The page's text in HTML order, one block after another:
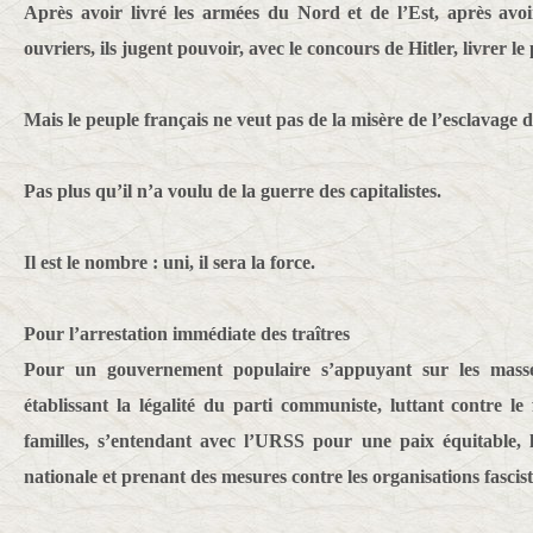
Après avoir livré les armées du Nord et de l’Est, après
ouvriers, ils jugent pouvoir, avec le concours de Hitler, livrer le
Mais le peuple français ne veut pas de la misère de l’esclavage
Pas plus qu’il n’a voulu de la guerre des capitalistes.
Il est le nombre : uni, il sera la force.
Pour l’arrestation immédiate des traîtres
Pour un gouvernement populaire s’appuyant sur les
établissant la légalité du parti communiste, luttant contre le
familles, s’entendant avec l’URSS pour une paix
nationale et prenant des mesures contre les organisations